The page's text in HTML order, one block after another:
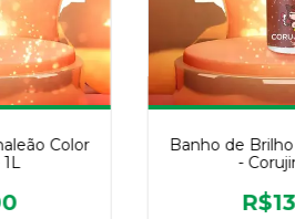
Color
Banho de
-